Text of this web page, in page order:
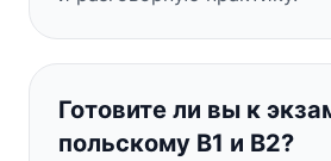
Готовите ли вы к
польскому B1 и B2?